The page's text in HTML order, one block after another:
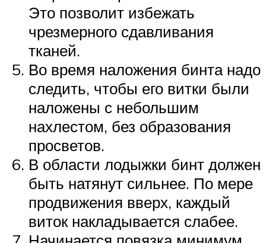
Это позволит избежать
чрезмерного сдавливания
тканей.
Во время наложения бинта надо
следить, чтобы его витки были
наложены с небольшим
нахлестом, без образования
просветов.
В области лодыжки бинт должен
быть натянут сильнее. По мере
продвижения вверх, каждый
виток накладывается слабее.